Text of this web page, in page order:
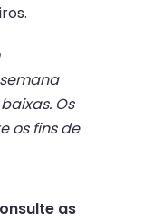
Os
os fins de
as